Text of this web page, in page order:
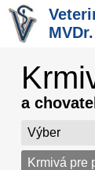
a
Výber
Krmivá pre